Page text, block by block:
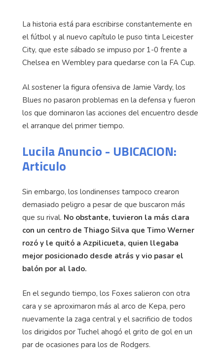
La historia está para escribirse constantemente en
el fútbol y al nuevo capítulo le puso tinta Leicester
City, que este sábado se impuso por 1-0 frente a
Chelsea en Wembley para quedarse con la FA Cup.
Al sostener la figura ofensiva de Jamie Vardy, los
Blues no pasaron problemas en la defensa y fueron
los que dominaron las acciones del encuentro desde
el arranque del primer tiempo.
Lucila Anuncio - UBICACION:
Articulo
Sin embargo, los londinenses tampoco crearon
demasiado peligro a pesar de que buscaron más
que su rival. No obstante, tuvieron la más clara
con un centro de Thiago Silva que Timo Werner
rozó y le quitó a Azpilicueta, quien llegaba
mejor posicionado desde atrás y vio pasar el
balón por al lado.
En el segundo tiempo, los Foxes salieron con otra
cara y se aproximaron más al arco de Kepa, pero
nuevamente la zaga central y el sacrificio de todos
los dirigidos por Tuchel ahogó el grito de gol en un
par de ocasiones para los de Rodgers.